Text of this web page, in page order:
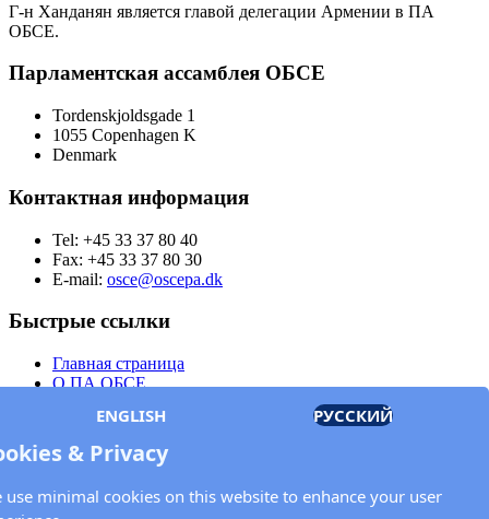
Г-н Ханданян является главой делегации Армении в ПА
ОБСЕ.
Парламентская ассамблея ОБСЕ
Tordenskjoldsgade 1
1055 Copenhagen K
Denmark
Контактная информация
Tel: +45 33 37 80 40
Fax: +45 33 37 80 30
E-mail: osce@oscepa.dk
Быстрые ссылки
Главная страница
О ПА ОБСЕ
Члены
Документы
OSCE.org
Контактная информация
ENGLISH РУССКИЙ
& Privacy
use minimal cookies on this website to enhance your user